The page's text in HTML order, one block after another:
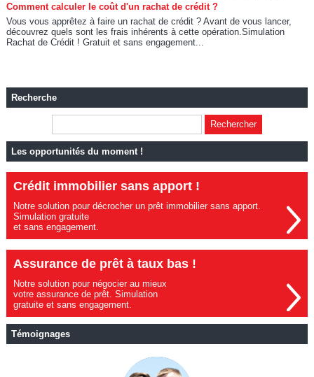
Comment calculer le coût d'un rachat de crédit ?
Vous vous apprêtez à faire un rachat de crédit ? Avant de vous lancer,
découvrez quels sont les frais inhérents à cette opération.Simulation
Rachat de Crédit ! Gratuit et sans engagement...
Recherche
Les opportunités du moment !
Crédit immobilier sans apport !
Notre solution pour décrocher un prêt immobilier sans apport.
Simulation gratuite
et sans engagement.
Assurance de prêt à taux bas !
Notre solution pour négocier au mieux
votre assurance de prêt. Simulation
gratuite et sans engagement.
Témoignages